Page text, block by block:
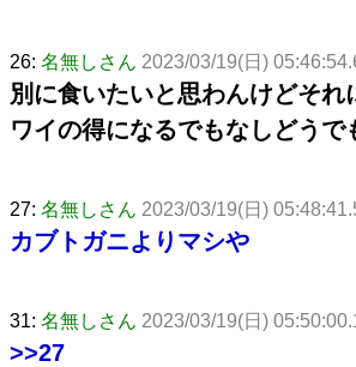
26: 名無しさん 2023/03/19(日)
別に食いたいと思わんけどそれ
ワイの得になるでもなしどうで
27: 名無しさん 2023/03/19(日)
カブトガニよりマシや
31: 名無しさん 2023/03/19(日)
>>27